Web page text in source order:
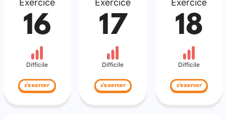
16
Difficile
s'exercer
17
Difficile
s'exercer
18
Difficile
s'exercer